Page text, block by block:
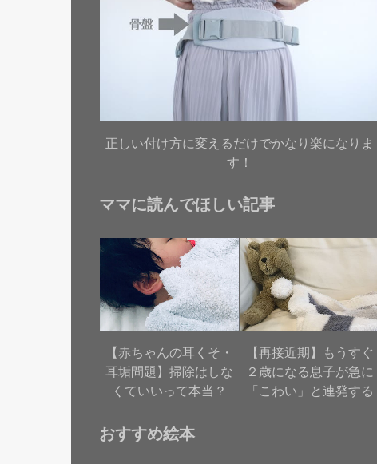
正しい付け方に変えるだけでかなり楽になりま
す！
ママに読んでほしい記事
【赤ちゃんの耳くそ・
耳垢問題】掃除はしな
くていいって本当？
【再接近期】もうすぐ
２歳になる息子が急に
「こわい」と連発する
おすすめ絵本